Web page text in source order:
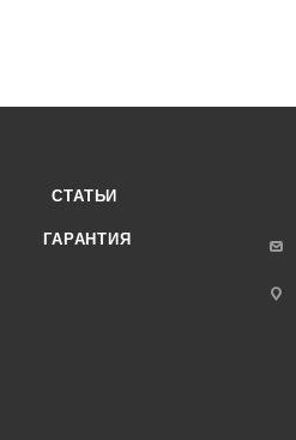
СТАТЬИ
ГАРАНТИЯ